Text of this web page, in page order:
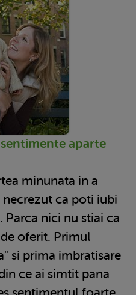
aparte
minunata in a
necrezut ca poti iubi
Parca nici nu stiai ca
oferit. Primul
si prima imbratisare
ce ai simtit pana